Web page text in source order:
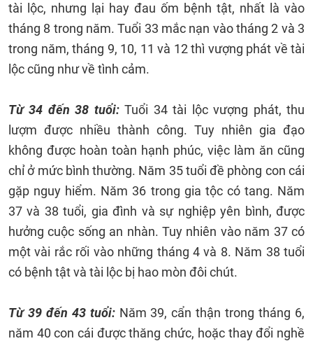
tài lộc, nhưng lại hay đau ốm bệnh tật, nhất là vào
tháng 8 trong năm. Tuổi 33 mắc nạn vào tháng 2 và 3
trong năm, tháng 9, 10, 11 và 12 thì vượng phát về tài
lộc cũng như về tình cảm.
Từ 34 đến 38 tuổi:Tuổi 34 tài lộc vượng phát, thu
lượm được nhiều thành công. Tuy nhiên gia đạo
không được hoàn toàn hạnh phúc, việc làm ăn cũng
chỉ ở mức bình thường. Năm 35 tuổi đề phòng con cái
gặp nguy hiểm. Năm 36 trong gia tộc có tang. Năm
37 và 38 tuổi, gia đình và sự nghiệp yên bình, được
hưởng cuộc sống an nhàn. Tuy nhiên vào năm 37 có
một vài rắc rối vào những tháng 4 và 8. Năm 38 tuổi
có bệnh tật và tài lộc bị hao mòn đôi chút.
Từ 39 đến 43 tuổi: Năm 39, cẩn thận trong tháng 6,
năm 40 con cái được thăng chức, hoặc thay đổi nghề